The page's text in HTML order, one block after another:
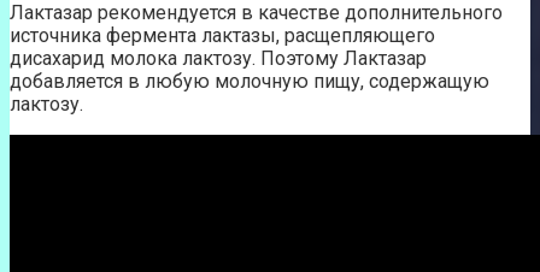
Лактазар рекомендуется в качестве дополнительного
источника фермента лактазы, расщепляющего
дисахарид молока лактозу. Поэтому Лактазар
добавляется в любую молочную пищу, содержащую
лактозу.